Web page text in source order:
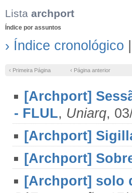
Lista archport
Índice por assuntos
› Índice cronológico
‹ Primeira Página ‹ Página anterior
[Archport]
- FLUL, Uniarq,
[Archport]
[Archport]
[Archport] solo